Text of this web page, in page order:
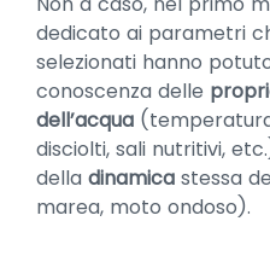
dedicato ai parametri
selezionati hanno
conoscenza delle
dell’acqua
disciolti, sali nutritivi,
della dinamica stessa
marea, moto ondoso).